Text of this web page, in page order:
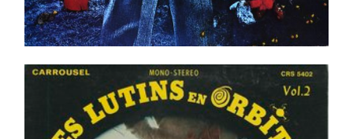
Les Lutins – Les Lutins En Orbite – Vol.2 LP _ Orig.
Can. 1968